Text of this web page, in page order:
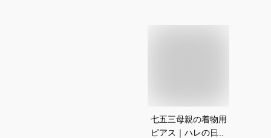
七五三母親の着物用
ピアス｜ハレの日に